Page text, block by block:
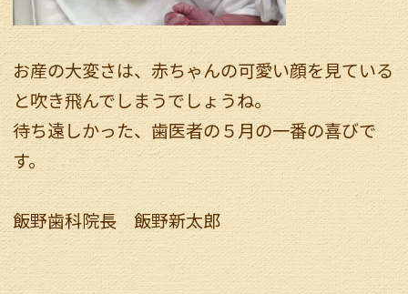
お産の大変さは、赤ちゃんの可愛い顔を見ている
と吹き飛んでしまうでしょうね。
待ち遠しかった、歯医者の５月の一番の喜びで
す。
飯野歯科院長 飯野新太郎